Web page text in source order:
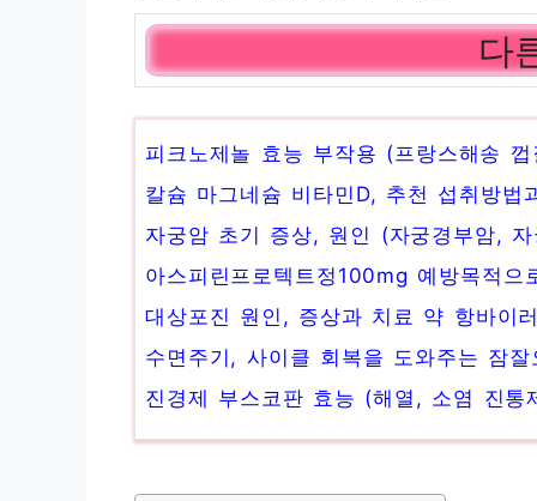
다
피크노제놀 효능 부작용 (프랑스해송
칼슘 마그네슘 비타민D, 추천 섭취방법
자궁암 초기 증상, 원인 (자궁경부암,
아스피린프로텍트정100mg 예방목적
대상포진 원인, 증상과 치료 약 항바이
수면주기, 사이클 회복을 도와주는 잠
진경제 부스코판 효능 (해열, 소염 진